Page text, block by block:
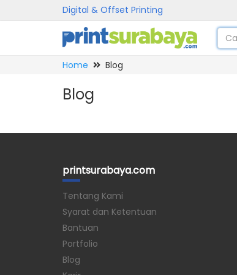
Digital & Offset Printing
Home Blog
Blog
printsurabaya.com
Tentang Kami
Syarat dan Ketentuan
Bantuan
Portfolio
Blog